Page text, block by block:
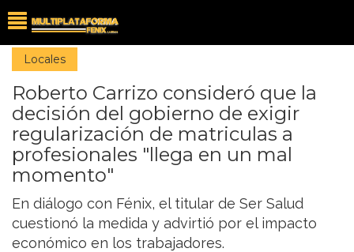
Locales
Roberto Carrizo consideró que la
decisión del gobierno de exigir
regularización de matriculas a
profesionales "llega en un mal
momento"
En diálogo con Fénix, el titular de Ser Salud
cuestionó la medida y advirtió por el impacto
económico en los trabajadores.